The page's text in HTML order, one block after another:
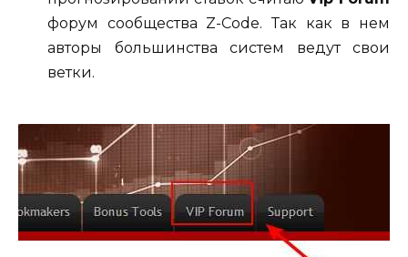
форум сообщества Z-Code. Так как в нем
авторы большинства систем ведут свои
ветки.